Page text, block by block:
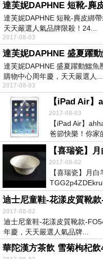
達芙妮DAPHNE 短靴-麂
達芙妮DAPHNE 短靴-麂皮綁
天天嚴選人氣品牌限殺！24...
2017-08-03
達芙妮DAPHNE 盛夏躍動鱷
購物中心周年慶，天天嚴選人...
2017-08-03
2017-08-03
【iPad Air】
爸節快樂！你家
2017-08-02
【喜瑞瓷】月
2017-08-02
迪士尼童鞋-花漾皮質靴款-
年慶，天天嚴選人氣品牌...
華陀漢方茶飲 雪菊枸杞飲